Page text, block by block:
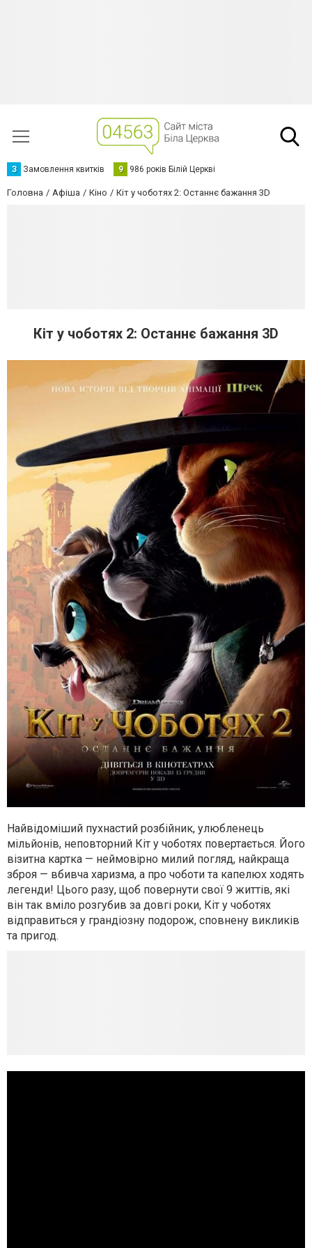
З Замовлення квитків 9 986 років Білій Церкві
Головна Афіша Кіно Кіт у чоботях 2: Останнє бажання 3D
Кіт у чоботях 2: Останнє бажання 3D
Найвідоміший пухнастий розбійник, улюбленець
мільйонів, неповторний Кіт у чоботях повертається. Його
візитна картка — неймовірно милий погляд, найкраща
зброя — вбивча харизма, а про чоботи та капелюх ходять
легенди! Цього разу, щоб повернути свої 9 життів, які
він так вміло розгубив за довгі роки, Кіт у чоботях
відправиться у грандіозну подорож, сповнену викликів
та пригод.